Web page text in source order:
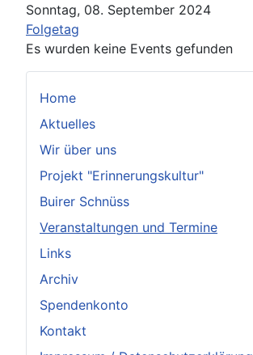
Home
Aktuelles
Wir über uns
Projekt "Erinnerungskultur"
Buirer Schnüss
Veranstaltungen und Termine
Links
Archiv
Spendenkonto
Kontakt
Sonntag, 08. September 2024
Folgetag
Es wurden keine Events gefunden